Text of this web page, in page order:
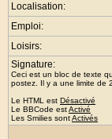
Localisation:
Emploi:
Loisirs:
Signature:
Ceci est un bloc de texte
postez. Il y a une limite de
Le HTML est Désactivé
Le BBCode estActivé
Les Smilies sontActivés